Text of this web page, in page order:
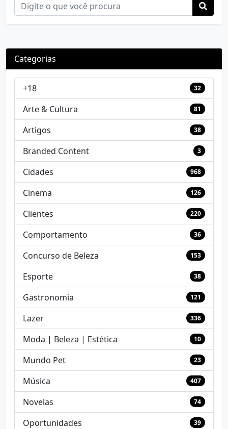
Categorias
+18 32
Arte & Cultura 81
Artigos 38
Branded Content 3
Cidades 968
Cinema 126
Clientes 220
Comportamento 36
Concurso de Beleza 153
Esporte 38
Gastronomia 121
Lazer 336
Moda | Beleza | Estética 10
Mundo Pet 23
Música 407
Novelas 74
Oportunidades 39